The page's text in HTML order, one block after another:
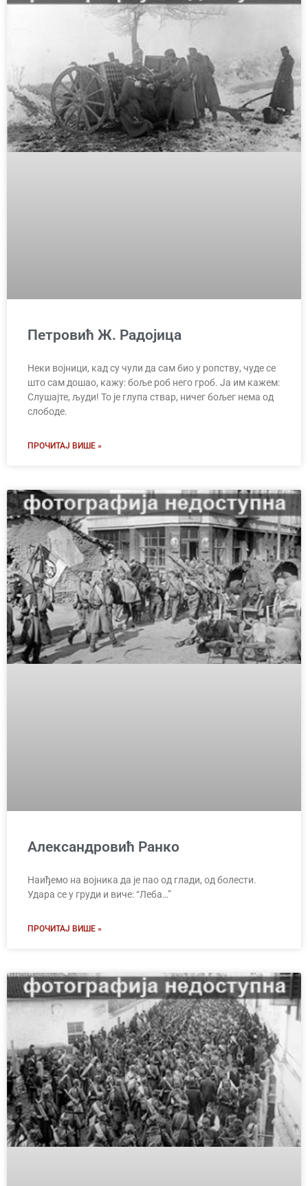
Петровић Ж. Радојица
Неки војници, кад су чули да сам био у ропству, чуде се
што сам дошао, кажу: боље роб него гроб. Ја им кажем:
Слушајте, људи! То је глупа ствар, ничег бољег нема од
слободе.
ПРОЧИТАЈ ВИШЕ »
Александровић Ранко
Наиђемо на војника да је пао од глади, од болести.
Удара се у груди и виче: “Леба…”
ПРОЧИТАЈ ВИШЕ »